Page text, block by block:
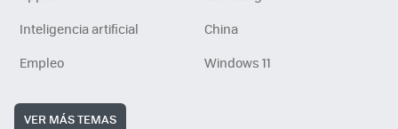
Inteligencia artificial
China
Empleo
Windows 11
VER MÁS TEMAS